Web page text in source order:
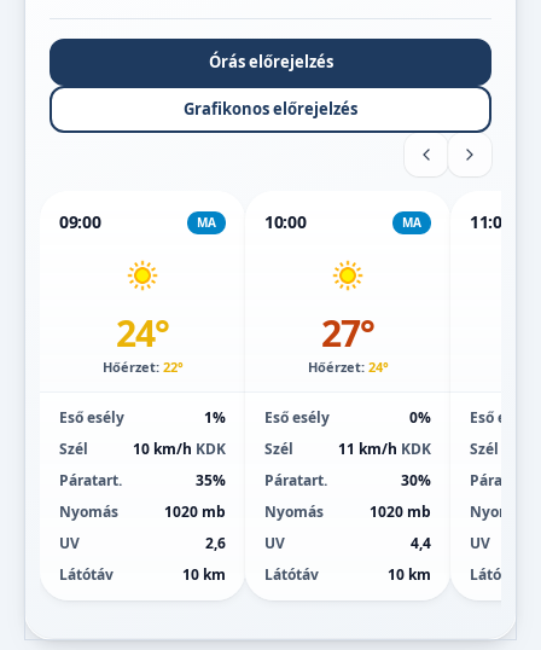
Órás előrejelzés
Grafikonos előrejelzés
09:00 MA
24°
Hőérzet: 22°
Eső esély
1%
Szél
10 km/h KDK
Páratart.
35%
Nyomás
1020 mb
UV
2,6
Látótáv
10 km
10:00 MA
27°
Hőérzet: 24°
Eső esély
0%
Szél
11 km/h KDK
Páratart.
30%
Nyomás
1020 mb
UV
4,4
Látótáv
10 km
11:00
Eső esély
Szél
Páratart.
Nyomás
UV
Látótáv